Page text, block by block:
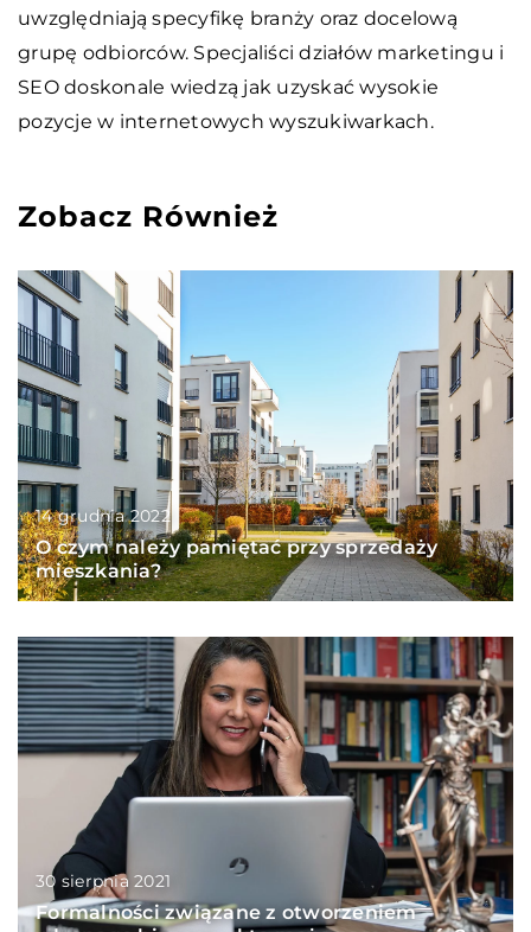
uwzględniają specyfikę branży oraz docelową
grupę odbiorców. Specjaliści działów marketingu i
SEO doskonale wiedzą jak uzyskać wysokie
pozycje w internetowych wyszukiwarkach.
Zobacz Również
14 grudnia 2022
O czym należy pamiętać przy sprzedaży
mieszkania?
30 sierpnia 2021
Formalności związane z otworzeniem